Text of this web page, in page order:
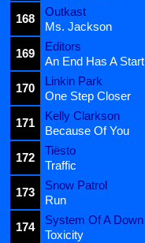
168
Outkast
Ms. Jackson
169
Editors
An End Has A Start
170
Linkin Park
One Step Closer
171
Kelly Clarkson
Because Of You
172
Tiësto
Traffic
173
Snow Patrol
Run
174
System Of A Down
Toxicity